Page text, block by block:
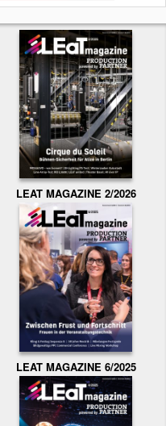
LEAT MAGAZINE 2/2026
LEAT MAGAZINE 6/2025